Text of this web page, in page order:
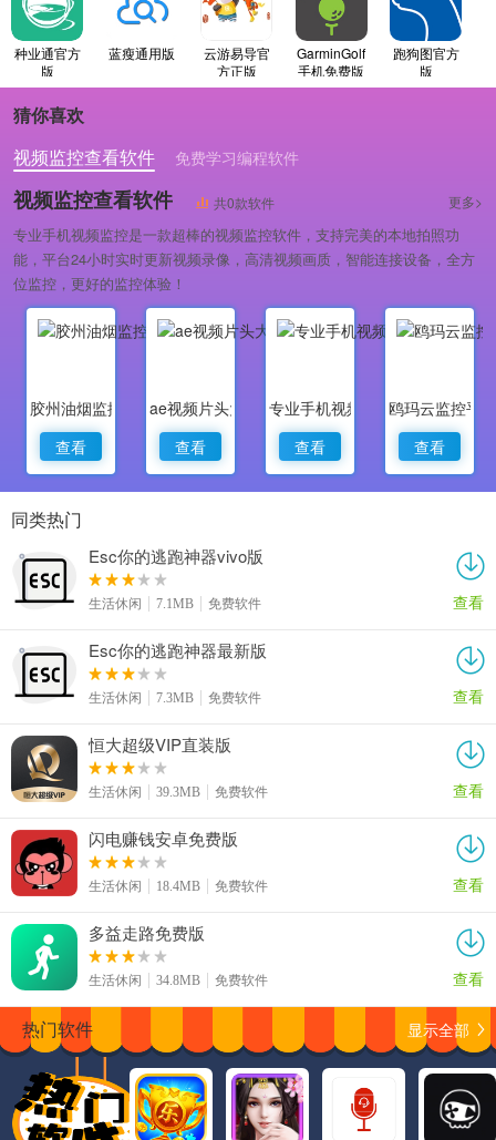
种业通官方
版
蓝瘦通用版
云游易导官
方正版
GarminGolf
手机免费版
跑狗图官方
版
猜你喜欢
视频监控查看软件
免费学习编程软件
专业做婚礼策划的软件
视频监控查看软件 共0款软件 更多>
专业手机视频监控是一款超棒的视频监控软件，支持完美的本地拍照功
能，平台24小时实时更新视频录像，高清视频画质，智能连接设备，全方
位监控，更好的监控体验！
胶州油烟监控
查看
ae视频片头大师
查看
专业手机视频监控
查看
鸥玛云监控平
查看
同类热门
Esc你的逃跑神器vivo版
生活休闲 7.1MB 免费软件 查看
Esc你的逃跑神器最新版
生活休闲 7.3MB 免费软件 查看
恒大超级VIP直装版
生活休闲 39.3MB 免费软件 查看
闪电赚钱安卓免费版
生活休闲 18.4MB 免费软件 查看
多益走路免费版
生活休闲 34.8MB 免费软件 查看
热门软件 显示全部